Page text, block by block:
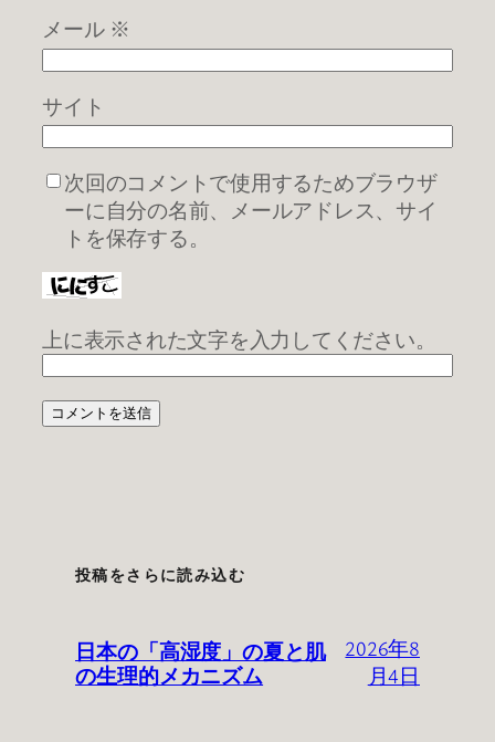
メール ※
サイト
次回のコメントで使用するためブラウザ
ーに自分の名前、メールアドレス、サイ
トを保存する。
上に表示された文字を入力してください。
投稿をさらに読み込む
日本の「高湿度」の夏と肌
の生理的メカニズム
2026年8
月4日